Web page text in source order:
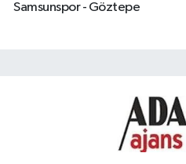
Samsunspor - Göztepe